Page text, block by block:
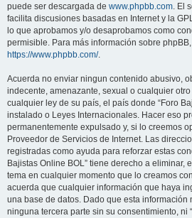
puede ser descargada de www.phpbb.com . El
facilita discusiones basadas en Internet y la
lo que aprobamos y/o desaprobamos como
permisible. Para más información sobre
https://www.phpbb.com/.
Acuerda no enviar ningun contenido abusivo,
indecente, amenazante, sexual o cualquier
cualquier ley de su país, el país donde “Foro
instalado o Leyes Internacionales. Hacer eso
permanentemente expulsado y, si lo creemos
Proveedor de Servicios de Internet. Las
registradas como ayuda para reforzar estas
Bajistas Online BOL” tiene derecho a eliminar,
tema en cualquier momento que lo creamos
acuerda que cualquier información que haya
una base de datos. Dado que esta información
ninguna tercera parte sin su consentimiento, ni